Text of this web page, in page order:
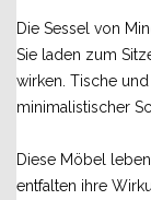
Die Sessel von
Sie laden zum
wirken. Tische
minimalistischer
Diese Möbel
entfalten ihre